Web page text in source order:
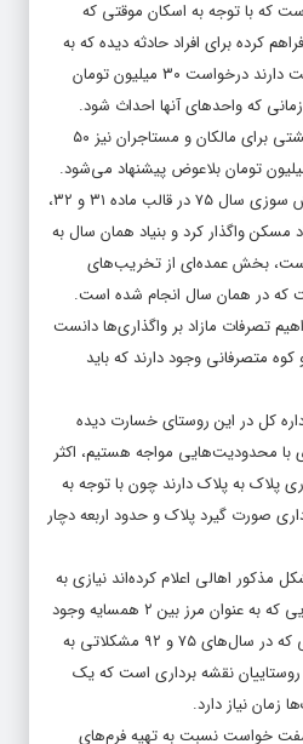
که با توجه به اسکان موقتی که
کرده برای افراد حادثه دیده که به
صورت دائم در این روستا سکونت دارند درخواست ۳۰ میلیون تومان
که واحدهای آنها احداث شود.
به گفته وی، در قالب کمک معیشتی برای مالکان و مستاجران نیز ۵۰
دائمی ادامه داد: با توجه به آتش سوزی سال ۷۵ در قالب ماده ۳۱ و ۳۲،
هکتار به بنیاد مسکن واگذار کرد و بنیاد همان سال به
است، بخش عمده‌ای از تخریب‌های
که در همان سال انجام شده است.
تصرفات مازاد بر واگذاری‌ها دانست
متصرفانی وجود دارند که باید
کل در این روستای خسارت دیده
با محدودیت‌هایی مواجه هستیم، اکثر
پلاک به پلاک دارند چون با توجه به
صورت گیرد پلاک و حدود اربعه دچار
مذکور اهالی اعلام کرده‌اند نیازی به
آواربرداری نداریم چون بلوک‌هایی که به عنوان مرز بین ۲ همسایه وجود
دارد دچار آسیب می‌شود اتفاقی که در سال‌های ۷۵ و ۹۲ مشکلاتی به
نقشه برداری است که یک
خواست نسبت به تهیه فرم‌های